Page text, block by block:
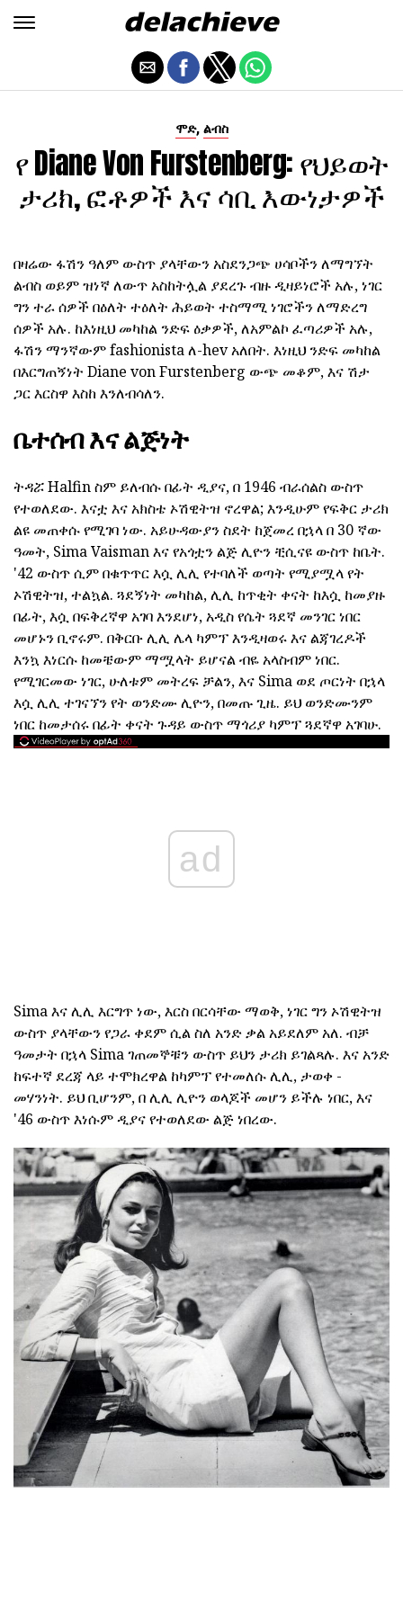
ሞድ, ልብስ
የ Diane Von Furstenberg: የህይወት
ታሪክ, ፎቶዎች እና ሳቢ እውነታዎች
በዛሬው ፋሽን ዓለም ውስጥ ያላቸውን አስደንጋጭ ሀሳቦችን ለማግኘት
ልብስ ወይም ዝነኛ ለውጥ አስከትሏል ያደረጉ ብዙ ዲዛይነሮች አሉ, ነገር
ግን ተራ ሰዎች በዕለት ተዕለት ሕይወት ተስማሚ ነገሮችን ለማድረግ
ሰዎች አሉ. ከእነዚህ መካከል ንድፍ ዕቃዎች, ለአምልኮ ፈጣሪዎች አሉ,
ፋሽን ማንኛውም fashionista ለ-hev አለበት. እነዚህ ንድፍ መካከል
በእርግጠኝነት Diane von Furstenberg ውጭ መቆም, እና ሽታ
ጋር እርስዋ እስከ እንለብሳለን.
ቤተሰብ እና ልጅነት
ትዳሯ Halfin ስም ይለብሱ በፊት ዲያና, በ 1946 ብራሰልስ ውስጥ
የተወለደው. እናቷ እና አክስቴ ኦሽዊትዝ ኖረዋል; እንዲሁም የፍቅር ታሪክ
ልዩ መጠቀሱ የሚገባ ነው. አይሁዳውያን ስደት ከጀመረ በኋላ በ 30 ኛው
ዓመት, Sima Vaisman እና የአጎቷን ልጅ ሊዮን ቺሲናዩ ውስጥ ከቤት.
'42 ውስጥ ሲም በቁጥጥር እሷ ሊሊ የተባለች ወጣት የሚያሟላ የት
ኦሽዊትዝ, ተልኳል. ጓደኝነት መካከል, ሊሊ ከጥቂት ቀናት ከእሷ ከመያዙ
በፊት, እሷ በፍቅረኛዋ አገባ እንደሆነ, አዲስ የሴት ጓደኛ መንገር ነበር
መሆኑን ቢኖሩም. በቅርቡ ሊሊ ሌላ ካምፕ እንዲዛወሩ እና ልጃገረዶች
እንኳ እነርሱ ከመቼውም ማሟላት ይሆናል ብዬ አላስብም ነበር.
የሚገርመው ነገር, ሁለቱም መትረፍ ቻልን, እና Sima ወደ ጦርነት በኋላ
እሷ ሊሊ ተገናኘን የት ወንድሙ ሊዮን, በመጡ ጊዜ. ይህ ወንድሙንም
ነበር ከመታሰሩ በፊት ቀናት ጉዳይ ውስጥ ማጎሪያ ካምፕ ጓደኛዋ አገባሁ.
ad
Sima እና ሊሊ እርግጥ ነው, እርስ በርሳቸው ማወቅ, ነገር ግን ኦሽዊትዝ
ውስጥ ያላቸውን የጋራ ቀደም ሲል ስለ አንድ ቃል አይደለም አለ. ብቻ
ዓመታት በኋላ Sima ገጠመኞቹን ውስጥ ይህን ታሪክ ይገልጻሉ. እና አንድ
ከፍተኛ ደረጃ ላይ ተሞክረዋል ከካምፕ የተመለሱ ሊሊ, ታወቀ -
መሃንነት. ይህ ቢሆንም, በ ሊሊ ሊዮን ወላጆች መሆን ይችሉ ነበር, እና
'46 ውስጥ እነሱም ዲያና የተወለደው ልጅ ነበረው.